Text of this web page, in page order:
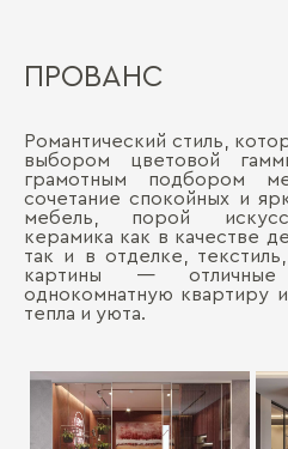
ПРОВАНС
Романтический стиль,
выбором цветовой
грамотным подбором
сочетание спокойных и
мебель, порой
керамика как в качестве
так и в отделке,
картины ― отличные
однокомнатную квартиру
тепла и уюта.